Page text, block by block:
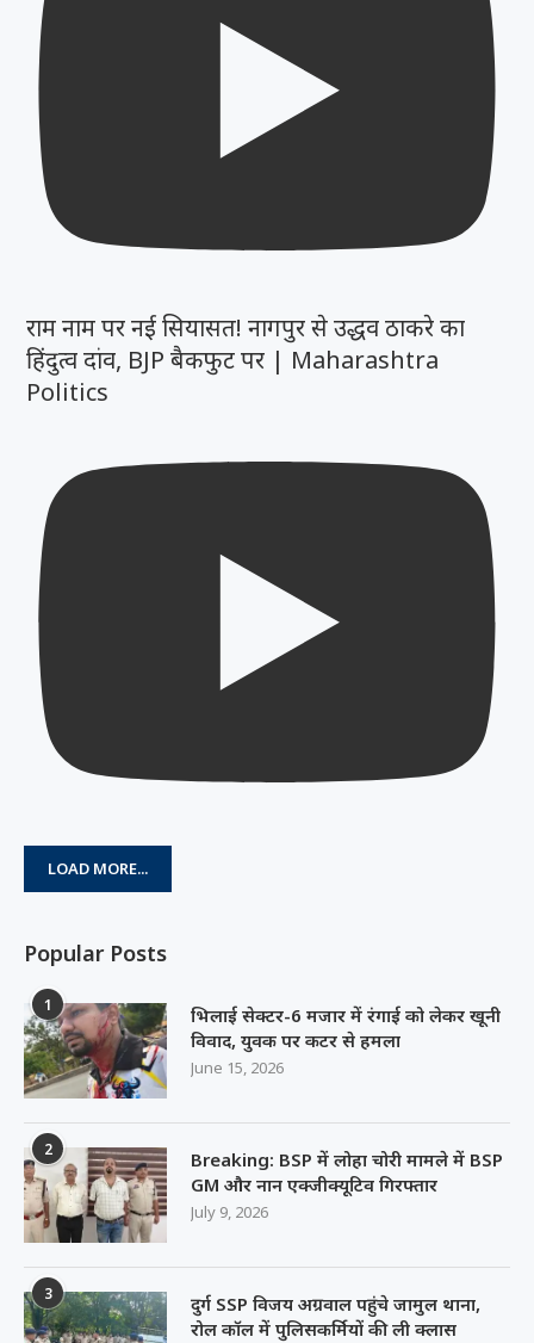
राम नाम पर नई सियासत! नागपुर से उद्धव ठाकरे का
हिंदुत्व दांव, BJP बैकफुट पर | Maharashtra
Politics
LOAD MORE...
Popular Posts
1
भिलाई सेक्टर-6 मजार में रंगाई को लेकर खूनी
विवाद, युवक पर कटर से हमला
June 15, 2026
2
Breaking: BSP में लोहा चोरी मामले में BSP
GM और नान एक्जीक्यूटिव गिरफ्तार
July 9, 2026
3
दुर्ग SSP विजय अग्रवाल पहुंचे जामुल थाना,
रोल कॉल में पुलिसकर्मियों की ली क्लास